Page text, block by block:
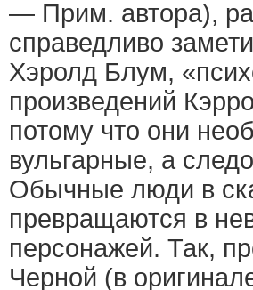
— Прим. автора),
справедливо
Хэролд Блум,
произведений
потому что они
вульгарные, а
Обычные люди в
превращаются в
персонажей. Так,
Черной (в